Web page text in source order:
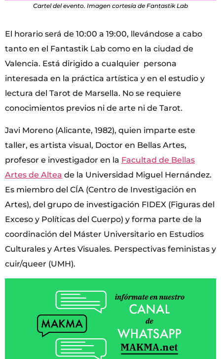
Cartel del evento. Imagen cortesía de Fantastik Lab
El horario será de 10:00 a 19:00, llevándose a cabo
tanto en el Fantastik Lab como en la ciudad de
Valencia. Está dirigido a cualquier persona
interesada en la práctica artística y en el estudio y
lectura del Tarot de Marsella. No se requiere
conocimientos previos ni de arte ni de Tarot.
Javi Moreno (Alicante, 1982), quien imparte este
taller, es artista visual, Doctor en Bellas Artes,
profesor e investigador en la Facultad de Bellas
Artes de Altea de la Universidad Miguel Hernández.
Es miembro del CÍA (Centro de Investigación en
Artes), del grupo de investigación FIDEX (Figuras del
Exceso y Políticas del Cuerpo) y forma parte de la
coordinación del Máster Universitario en Estudios
Culturales y Artes Visuales. Perspectivas feministas y
cuir/queer (UMH).